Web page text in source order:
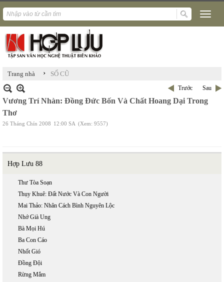
Trang nhà › SỐ CŨ
Trước Sau
Vương Trí Nhàn: Đồng Đức Bốn Và Chất Hoang Dại Trong
Thơ
26 Tháng Chín 2008 12:00 SA (Xem: 9557)
Hợp Lưu 88
Thư Tòa Soạn
Thụy Khuê: Đất Nước Và Con Người
Mai Thảo: Nhân Cách Bình Nguyên Lộc
Nhớ Già Ung
Bà Mọi Hú
Ba Con Cáo
Nhốt Gió
Đồng Đội
Rừng Mắm